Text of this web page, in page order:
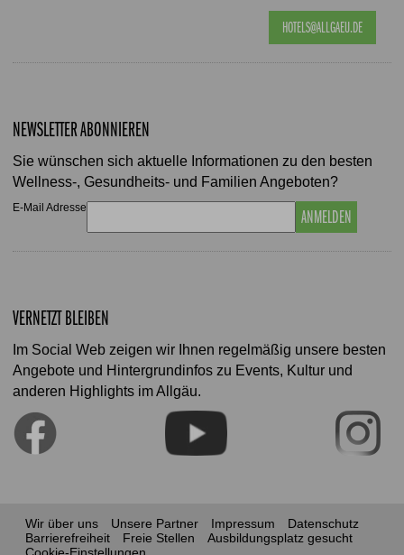
HOTELS@ALLGAEU.DE
NEWSLETTER ABONNIEREN
Sie wünschen sich aktuelle Informationen zu den besten
Wellness-, Gesundheits- und Familien Angeboten?
E-Mail Adresse ANMELDEN
VERNETZT BLEIBEN
Im Social Web zeigen wir Ihnen regelmäßig unsere besten
Angebote und Hintergrundinfos zu Events, Kultur und
anderen Highlights im Allgäu.
Wir über uns Unsere Partner Impressum
Datenschutz
Barrierefreiheit
Freie Stellen
Ausbildungsplatz gesucht